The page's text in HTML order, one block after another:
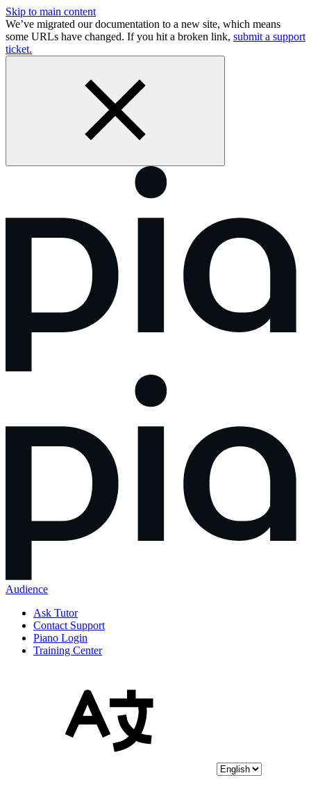
Skip to main content
We’ve migrated our documentation to a new site, which means
some URLs have changed. If you hit a broken link, submit a support
ticket.
Audience
Ask Tutor
Contact Support
Piano Login
Training Center